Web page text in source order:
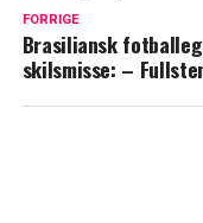
FORRIGE
Brasiliansk
skilsmisse: –